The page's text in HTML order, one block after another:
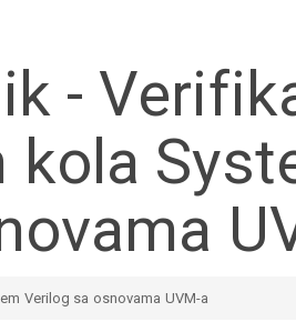
-
Verilog sa osnovama UVM-a